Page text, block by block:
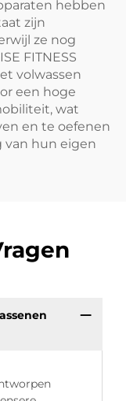
hebben
zijn
ze nog
FITNESS
volwassen
een hoge
wat
en te oefenen
van hun eigen